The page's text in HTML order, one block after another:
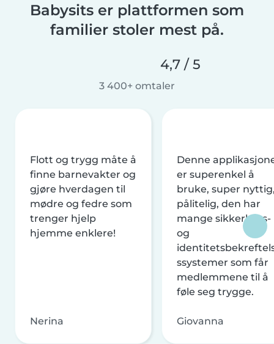
Babysits er plattformen som
familier stoler mest på.
4,7 / 5
3 400+ omtaler
Flott og trygg måte å
finne barnevakter og
gjøre hverdagen til
mødre og fedre som
trenger hjelp
hjemme enklere!
Nerina
Denne
er superenkel å
bruke, super
pålitelig, den har
mange sikkerhets-
og
ssystemer som får
medlemmene til å
føle seg trygge.
Giovanna